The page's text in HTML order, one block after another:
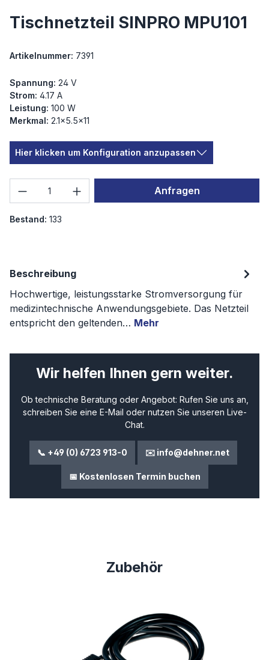
Tischnetzteil SINPRO MPU101
Artikelnummer: 7391
Spannung: 24 V
Strom: 4.17 A
Leistung: 100 W
Merkmal: 2.1×5.5×11
Hier klicken um Konfiguration anzupassen
Produkt Anzahl: Gib den gewünschten
Anfragen
Bestand: 133
Beschreibung
Hochwertige, leistungsstarke Stromversorgung für
medizintechnische Anwendungsgebiete. Das Netzteil
entspricht den geltenden… Mehr
Wir helfen Ihnen gern weiter.
Ob technische Beratung oder Angebot: Rufen Sie uns an,
schreiben Sie eine E-Mail oder nutzen Sie unseren Live-
Chat.
📞 +49 (0) 6723 913-0 ✉️ info@dehner.net
📅 Kostenlosen Termin buchen
Produktgalerie überspringenZubehör